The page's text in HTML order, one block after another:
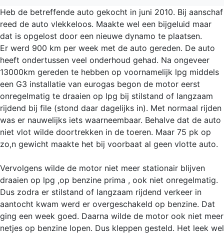
Heb de betreffende auto gekocht in juni 2010. Bij aanschaf
reed de auto vlekkeloos. Maakte wel een bijgeluid maar
dat is opgelost door een nieuwe dynamo te plaatsen.
Er werd 900 km per week met de auto gereden. De auto
heeft ondertussen veel onderhoud gehad. Na ongeveer
13000km gereden te hebben op voornamelijk lpg middels
een G3 installatie van eurogas begon de motor eerst
onregelmatig te draaien op lpg bij stilstand of langzaam
rijdend bij file (stond daar dagelijks in). Met normaal rijden
was er nauwelijks iets waarneembaar. Behalve dat de auto
niet vlot wilde doortrekken in de toeren. Maar 75 pk op
zo,n gewicht maakte het bij voorbaat al geen vlotte auto.
Vervolgens wilde de motor niet meer stationair blijven
draaien op lpg ,op benzine prima , ook niet onregelmatig.
Dus zodra er stilstand of langzaam rijdend verkeer in
aantocht kwam werd er overgeschakeld op benzine. Dat
ging een week goed. Daarna wilde de motor ook niet meer
netjes op benzine lopen. Dus kleppen gesteld. Het leek wel